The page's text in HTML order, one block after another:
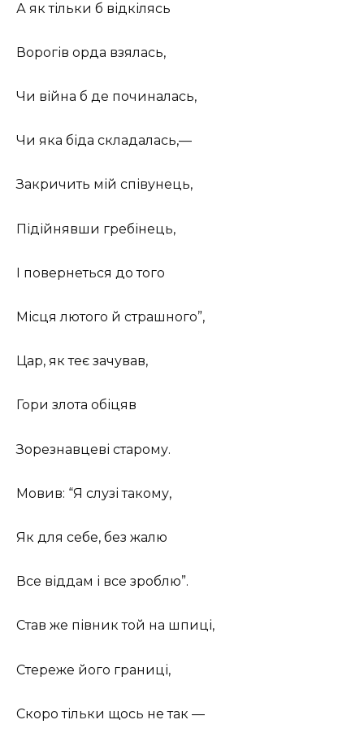
А як тільки б відкілясь
Ворогів орда взялась,
Чи війна б де починалась,
Чи яка біда складалась,—
Закричить мій співунець,
Підійнявши гребінець,
І повернеться до того
Місця лютого й страшного”,
Цар, як теє зачував,
Гори злота обіцяв
Зорезнавцеві старому.
Мовив: “Я слузі такому,
Як для себе, без жалю
Все віддам і все зроблю”.
Став же півник той на шпиці,
Стереже його границі,
Скоро тільки щось не так —